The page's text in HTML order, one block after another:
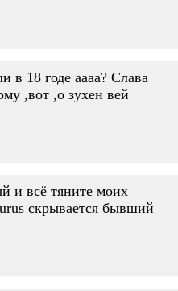
в 18 годе аааа? Слава
,вот ,о зухен вей
и всё тяните моих
скрывается бывший